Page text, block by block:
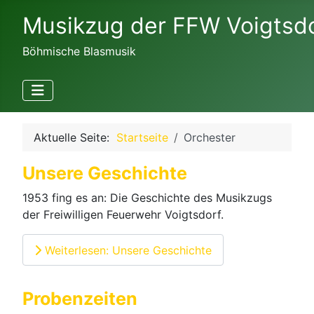
Musikzug der FFW
Böhmische Blasmusik
Aktuelle Seite: Startseite Orchester
Unsere Geschichte
1953 fing es an: Die Geschichte des Musikzugs
der Freiwilligen Feuerwehr Voigtsdorf.
Weiterlesen: Unsere Geschichte
Probenzeiten